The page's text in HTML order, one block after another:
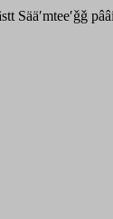
Sääʹmteeʹǧǧ